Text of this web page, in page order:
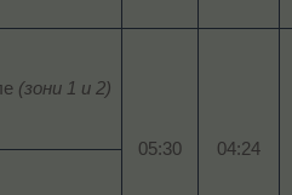
(зони 1 и 2)
05:30​ 04:24​